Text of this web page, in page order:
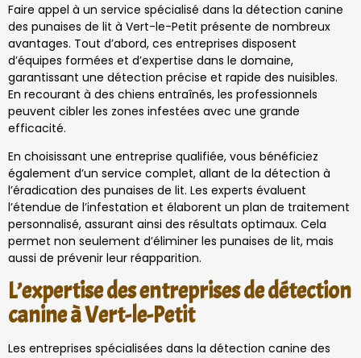
Faire appel à un service spécialisé dans la détection canine
des punaises de lit à Vert-le-Petit présente de nombreux
avantages. Tout d’abord, ces entreprises disposent
d’équipes formées et d’expertise dans le domaine,
garantissant une détection précise et rapide des nuisibles.
En recourant à des chiens entraînés, les professionnels
peuvent cibler les zones infestées avec une grande
efficacité.
En choisissant une entreprise qualifiée, vous bénéficiez
également d’un service complet, allant de la détection à
l’éradication des punaises de lit. Les experts évaluent
l’étendue de l’infestation et élaborent un plan de traitement
personnalisé, assurant ainsi des résultats optimaux. Cela
permet non seulement d’éliminer les punaises de lit, mais
aussi de prévenir leur réapparition.
L’expertise des entreprises de détection
canine à Vert-le-Petit
Les entreprises spécialisées dans la détection canine des